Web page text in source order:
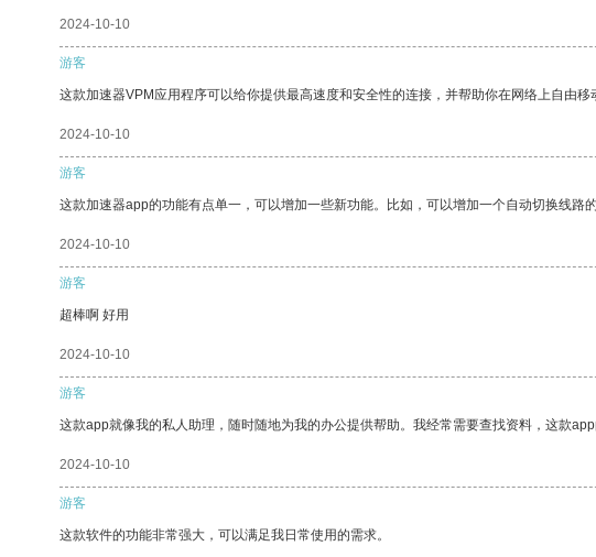
2024-10-10
游客
这款加速器VPM应用程序可以给你提供最高速度和安全性的连接，并帮助你在网络上自由移
2024-10-10
游客
这款加速器app的功能有点单一，可以增加一些新功能。比如，可以增加一个自动切换线路
2024-10-10
游客
超棒啊 好用
2024-10-10
游客
这款app就像我的私人助理，随时随地为我的办公提供帮助。我经常需要查找资料，这款
2024-10-10
游客
这款软件的功能非常强大，可以满足我日常使用的需求。